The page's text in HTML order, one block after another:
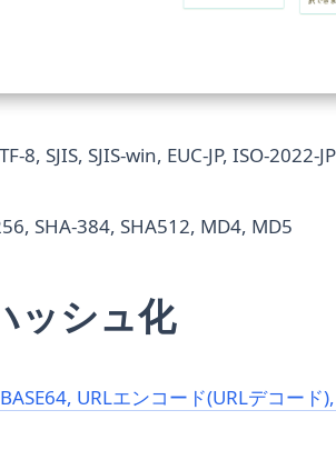
8, SJIS, SJIS-win, EUC-JP, ISO-2022-JP
SHA-384, SHA512, MD4, MD5
ッシュ化
URLエンコード(URLデコード